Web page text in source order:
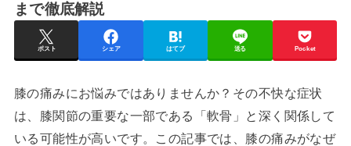
まで徹底解説
ポスト シェア はてブ 送る Pocket
膝の痛みにお悩みではありませんか？その不快な症状
は、膝関節の重要な一部である「軟骨」と深く関係して
いる可能性が高いです。この記事では、膝の痛みがなぜ